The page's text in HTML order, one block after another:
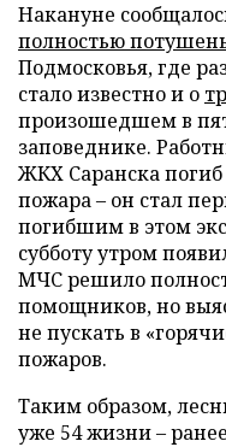
Накануне
полностью
Подмосковья, где
стало известно и о
произошедшем в
заповеднике.
ЖКХ Саранска
пожара – он стал
погибшим в этом
субботу утром
МЧС решило
помощников, но
не пускать в
пожаров.
Таким образом,
уже 54 жизни –